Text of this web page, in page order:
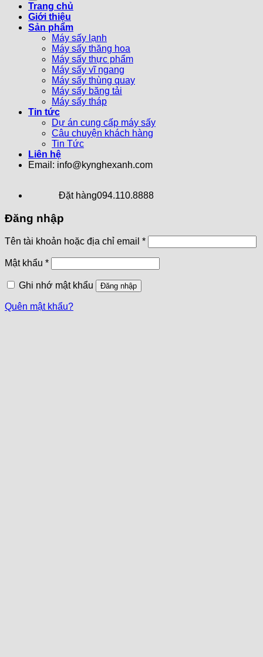
Trang chủ
Giới thiệu
Sản phẩm
Máy sấy lạnh
Máy sấy thăng hoa
Máy sấy thực phẩm
Máy sấy vĩ ngang
Máy sấy thùng quay
Máy sấy băng tải
Máy sấy tháp
Tin tức
Dự án cung cấp máy sấy
Câu chuyện khách hàng
Tin Tức
Liên hệ
Email: info@kynghexanh.com
Đặt hàng094.110.8888
Đăng nhập
Tên tài khoản hoặc địa chỉ email *
Mật khẩu *
Ghi nhớ mật khẩu Đăng nhập
Quên mật khẩu?